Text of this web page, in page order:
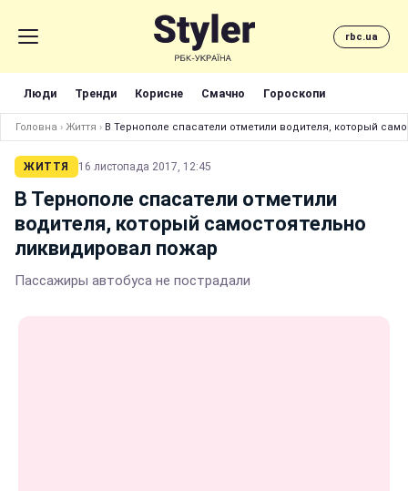
rbc.ua
Люди Тренди Корисне Смачно Гороскопи
Головна › Життя › В Тернополе спасатели отметили водителя, который
ЖИТТЯ 16 листопада 2017, 12:45
В Тернополе спасатели отметили
водителя, который самостоятельно
ликвидировал пожар
Пассажиры автобуса не пострадали